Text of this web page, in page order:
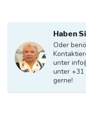
Haben
Oder
unter
unter +31
gerne!